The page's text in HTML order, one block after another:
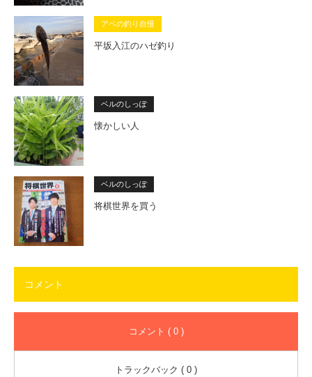
アベの釣り自慢
平坂入江のハゼ釣り
ベルのしっぽ
懐かしい人
ベルのしっぽ
将棋世界を買う
コメント
コメント ( 0 )
トラックバック ( 0 )